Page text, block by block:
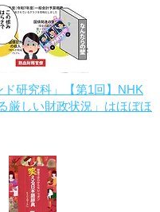
研究科」【第1回】NHK
厳しい財政状況」はほぼほ